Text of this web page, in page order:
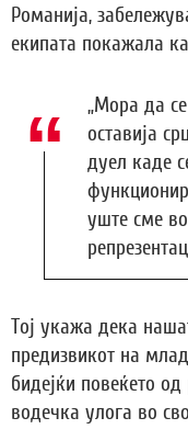
Романија,
екипата покажала
„Мора да
оставија
дуел каде
уште сме
Тој укажа дека
предизвикот на
бидејќи повеќето
водечка улога во